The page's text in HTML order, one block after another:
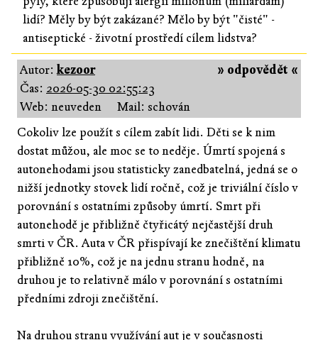
lidí? Měly by být zakázané? Mělo by být "čisté" -
antiseptické - životní prostředí cílem lidstva?
» odpovědět «
Autor:kezoor
Čas: 2026-05-30 02:55:23
Web: neuveden
Mail: schován
Cokoliv lze použít s cílem zabít lidi. Děti se k nim
dostat můžou, ale moc se to neděje. Úmrtí spojená s
autonehodami jsou statisticky zanedbatelná, jedná se o
nižší jednotky stovek lidí ročně, což je triviální číslo v
porovnání s ostatními způsoby úmrtí. Smrt při
autonehodě je přibližně čtyřicátý nejčastější druh
smrti v ČR. Auta v ČR přispívají ke znečištění klimatu
přibližně 10%, což je na jednu stranu hodně, na
druhou je to relativně málo v porovnání s ostatními
předními zdroji znečištění.
Na druhou stranu využívání aut je v současnosti